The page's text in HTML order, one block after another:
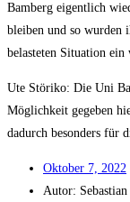
Bam­berg eigent­lich
blei­ben und so wur­den
belas­te­ten Situa­ti­on
Ute Stö­ri­ko: Die Uni
Mög­lich­keit gege­ben
dadurch beson­ders für
Okto­ber 7, 2022
Autor: